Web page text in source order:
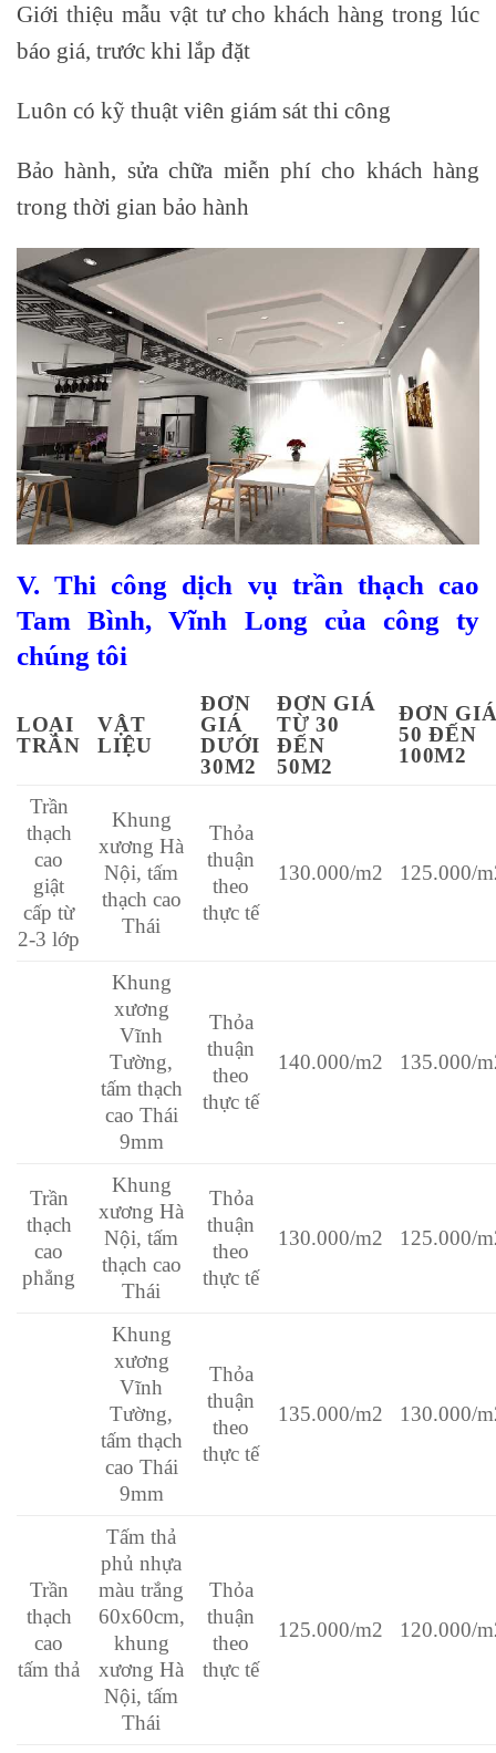
Giới thiệu mẫu vật tư cho khách hàng trong lúc
báo giá, trước khi lắp đặt
Luôn có kỹ thuật viên giám sát thi công
Bảo hành, sửa chữa miễn phí cho khách hàng
trong thời gian bảo hành
V. Thi công dịch vụ trần thạch cao
Tam Bình, Vĩnh Long của công ty
chúng tôi
LOẠI
TRẦN
VẬT
LIỆU
ĐƠN
GIÁ
DƯỚI
30M2
ĐƠN GIÁ
TỪ 30
ĐẾN
50M2
ĐƠN
50 ĐẾN
100M2
Trần
thạch
cao
giật
cấp từ
2-3 lớp
Khung
xương Hà
Nội, tấm
thạch cao
Thái
Thỏa
thuận
theo
thực tế
130.000/m2 125.000/
Khung
xương
Vĩnh
Tường,
tấm thạch
cao Thái
9mm
Thỏa
thuận
theo
thực tế
140.000/m2 135.000/
Trần
thạch
cao
phẳng
Khung
xương Hà
Nội, tấm
thạch cao
Thái
Thỏa
thuận
theo
thực tế
130.000/m2 125.000/
Khung
xương
Vĩnh
Tường,
tấm thạch
cao Thái
9mm
Thỏa
thuận
theo
thực tế
135.000/m2 130.000/
Trần
thạch
cao
tấm thả
Tấm thả
phủ nhựa
màu trắng
60x60cm,
khung
xương Hà
Nội, tấm
Thái
Thỏa
thuận
theo
thực tế
125.000/m2 120.000/